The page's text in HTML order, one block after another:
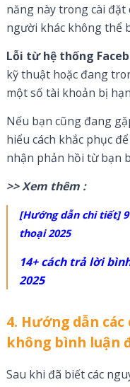
năng này trong cài
người khác không thể
Lỗi từ hệ thống
kỹ thuật hoặc đang
một số tài khoản bị
Nếu bạn cũng đang
hiểu cách khắc phục
nhận phản hồi từ bạn
>> Xem thêm :
[Hướng dẫn chi tiết]
thoại 2025
14+ cách trả lời
2025
4. Hướng dẫn
không bình luận
Sau khi đã biết các